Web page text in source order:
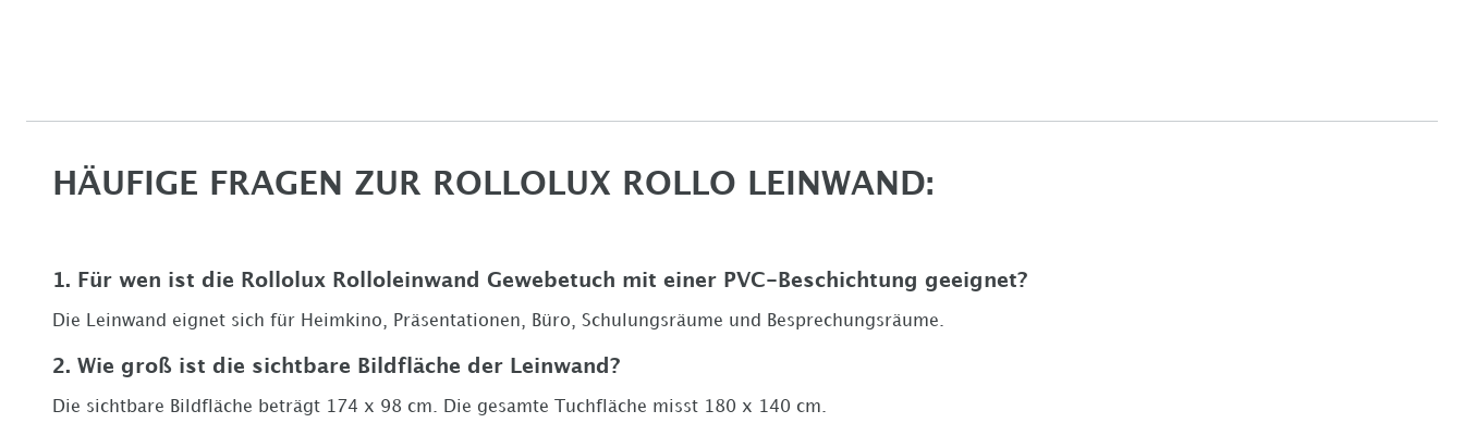
HÄUFIGE FRAGEN ZUR ROLLOLUX ROLLO LEINWAND:
1. Für wen ist die Rollolux Rolloleinwand Gewebetuch mit einer PVC-Beschichtung geeignet?
Die Leinwand eignet sich für Heimkino, Präsentationen, Büro, Schulungsräume und Besprechungsräume.
2. Wie groß ist die sichtbare Bildfläche der Leinwand?
Die sichtbare Bildfläche beträgt 174 x 98 cm. Die gesamte Tuchfläche misst 180 x 140 cm.